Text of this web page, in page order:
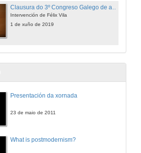
Clausura do 3º Congreso Galego de adopción y acollemento
Intervención de Félix Vila
1 de xuño de 2019
Presentación da xornada
23 de maio de 2011
What is postmodernism?